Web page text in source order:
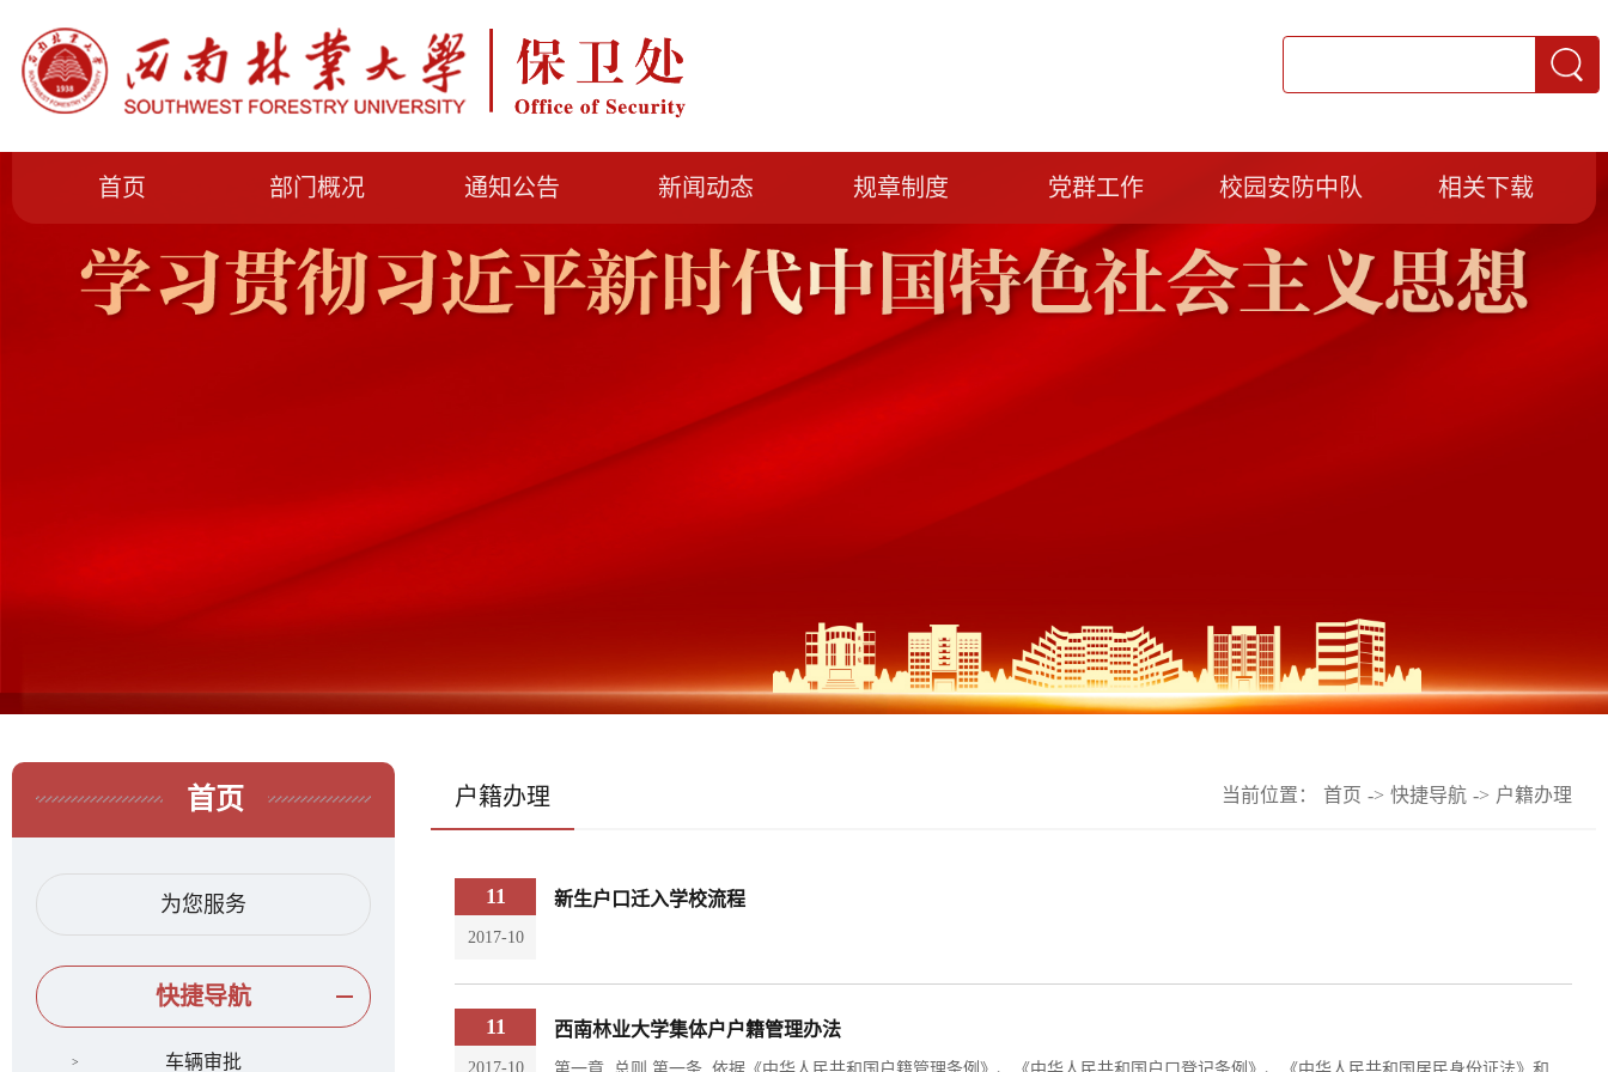
首页 部门概况 通知公告 新闻动态 规章制度 党群工作 校园安防中队 相关下载
首页
为您服务
快捷导航
车辆审批
户籍办理 当前位置： 首页 -> 快捷导航 -> 户籍办理
11
2017-10
新生户口迁入学校流程
11
2017-10
西南林业大学集体户户籍管理办法